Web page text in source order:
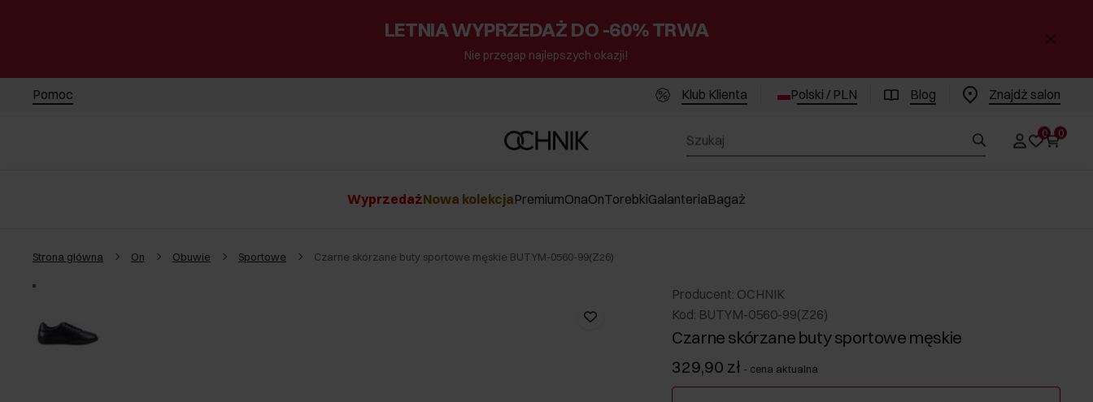
LETNIA WYPRZEDAŻ DO -60% TRWA
Nie przegap najlepszych okazji!
Pomoc Klub Klienta Polski / PLN Blog Znajdż salon
0 0
WyprzedażNowa kolekcjaPremiumOnaOnTorebkiGalanteriaBagaż
Strona główna On Obuwie Sportowe Czarne skórzane buty sportowe męskie BUTYM-0560-99(Z26)
Producent: OCHNIK
Kod: BUTYM-0560-99(Z26)
Czarne skórzane buty sportowe męskie
329,90 zł - cena aktualna